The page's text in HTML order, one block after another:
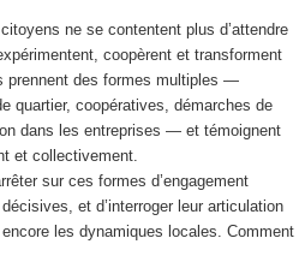
ne se contentent plus d’attendre
coopèrent et transforment
prennent des formes multiples —
quartier, coopératives, démarches de
dans les entreprises — et témoignent
et collectivement.
sur ces formes d’engagement
et d’interroger leur articulation
les dynamiques locales. Comment